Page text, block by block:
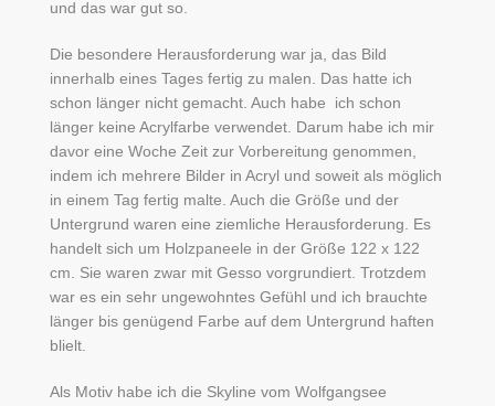
und das war gut so.
Die besondere Herausforderung war ja, das Bild
innerhalb eines Tages fertig zu malen. Das hatte ich
schon länger nicht gemacht. Auch habe ich schon
länger keine Acrylfarbe verwendet. Darum habe ich mir
davor eine Woche Zeit zur Vorbereitung genommen,
indem ich mehrere Bilder in Acryl und soweit als möglich
in einem Tag fertig malte. Auch die Größe und der
Untergrund waren eine ziemliche Herausforderung. Es
handelt sich um Holzpaneele in der Größe 122 x 122
cm. Sie waren zwar mit Gesso vorgrundiert. Trotzdem
war es ein sehr ungewohntes Gefühl und ich brauchte
länger bis genügend Farbe auf dem Untergrund haften
blielt.
Als Motiv habe ich die Skyline vom Wolfgangsee